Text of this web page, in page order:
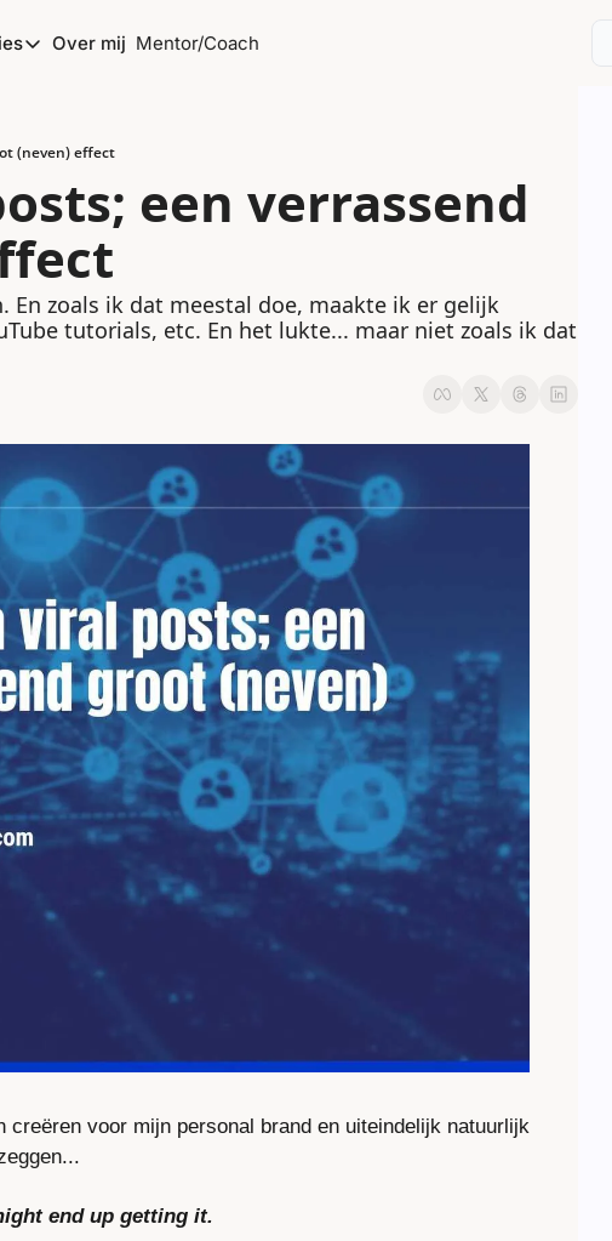
Ondernemen
Personal development
Podcasting
Productiviteit
Strategie
Over mij Mentor/Coach
(neven) effect
een verrassend
zoals ik dat meestal doe, maakte ik er gelijk
tutorials, etc. En het lukte... maar niet zoals ik dat
creëren voor mijn personal brand en uiteindelijk natuurlijk
end up getting it.